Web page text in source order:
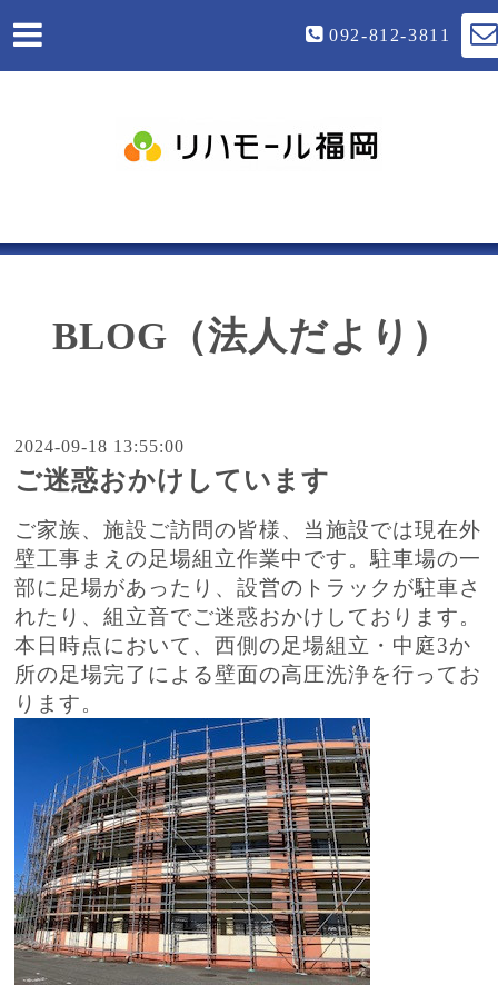
092-812-3811
BLOG（法人だより）
2024-09-18 13:55:00
ご迷惑おかけしています
ご家族、施設ご訪問の皆様、当施設では現在外
壁工事まえの足場組立作業中です。駐車場の一
部に足場があったり、設営のトラックが駐車さ
れたり、組立音でご迷惑おかけしております。
本日時点において、西側の足場組立・中庭3か
所の足場完了による壁面の高圧洗浄を行ってお
ります。